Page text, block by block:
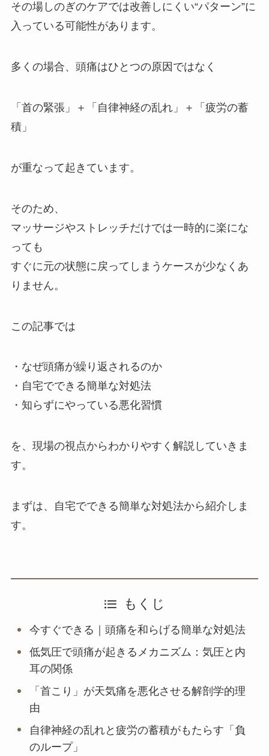
その場しのぎのケアでは改善しにくい“パターン”に
入っている可能性があります。
多くの場合、頭痛はひとつの原因ではなく
「首の緊張」＋「自律神経の乱れ」＋「疲労の蓄
積」
が重なって起きています。
そのため、
マッサージやストレッチだけでは一時的に楽にな
っても
すぐに元の状態に戻ってしまうケースが少なくあ
りません。
この記事では
・なぜ頭痛が繰り返されるのか
・自宅でできる簡単な対処法
・知らずにやっている悪化習慣
を、現場の視点からわかりやすく解説していきま
す。
まずは、自宅でできる簡単な対処法から紹介しま
す。
もくじ
今すぐできる｜頭痛を和らげる簡単な対処法
低気圧で頭痛が起きるメカニズム：気圧と内
耳の関係
「首こり」が天気痛を悪化させる解剖学的理
由
自律神経の乱れと疲労の蓄積がもたらす「負
のループ」